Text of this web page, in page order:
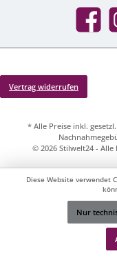
Facebook
Vertrag widerrufen
* Alle Preise inkl.
© 2026 Stilwelt24 -
Werkzeugleiste
Diese Website verwendet
Nur